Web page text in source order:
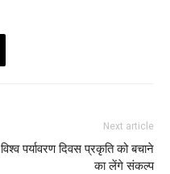
Next article
विश्व पर्यावरण दिवस प्रकृति को बचाने
का लेंगे संकल्प